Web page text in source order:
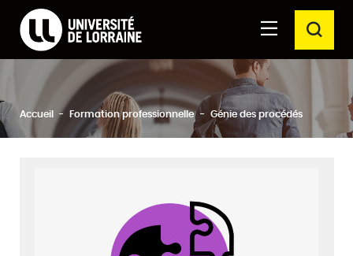
contenu
principal
moteur
de
recherche
Rechercher
Accueil Formation professionnelle Génie des procédés